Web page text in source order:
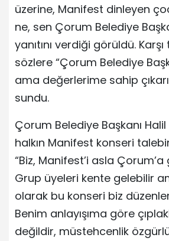
üzerine, Manifest dinleyen
ne, sen Çorum Belediye
yanıtını verdiği görüldü.
sözlere “Çorum Belediye
ama değerlerime sahip
sundu.
Çorum Belediye Başkanı
halkın Manifest konseri
“Biz, Manifest’i asla
Grup üyeleri kente gelebilir
olarak bu konseri biz
Benim anlayışıma göre
değildir, müstehcenlik